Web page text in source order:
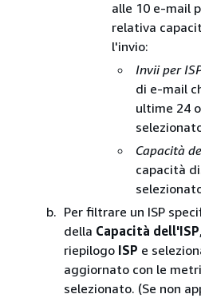
alle 10 e-mail
relativa
l'invio:
Invii per
di e-mail
ultime 24
Capacità
capacità
Per filtrare un ISP
della Capacità dell'ISP
riepilogo ISP e
aggiornato con le
selezionato. (Se non